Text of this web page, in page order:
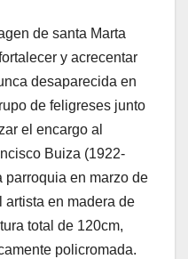
de santa Marta
y acrecentar
desaparecida en
de feligreses junto
el encargo al
Buiza (1922-
parroquia en marzo de
artista en madera de
total de 120cm,
policromada.